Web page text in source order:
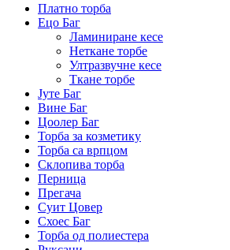
Платно торба
Ецо Баг
Ламиниране кесе
Неткане торбе
Ултразвучне кесе
Ткане торбе
Јуте Баг
Вине Баг
Цоолер Баг
Торба за козметику
Торба са врпцом
Склопива торба
Перница
Прегача
Суит Цовер
Схоес Баг
Торба од полиестера